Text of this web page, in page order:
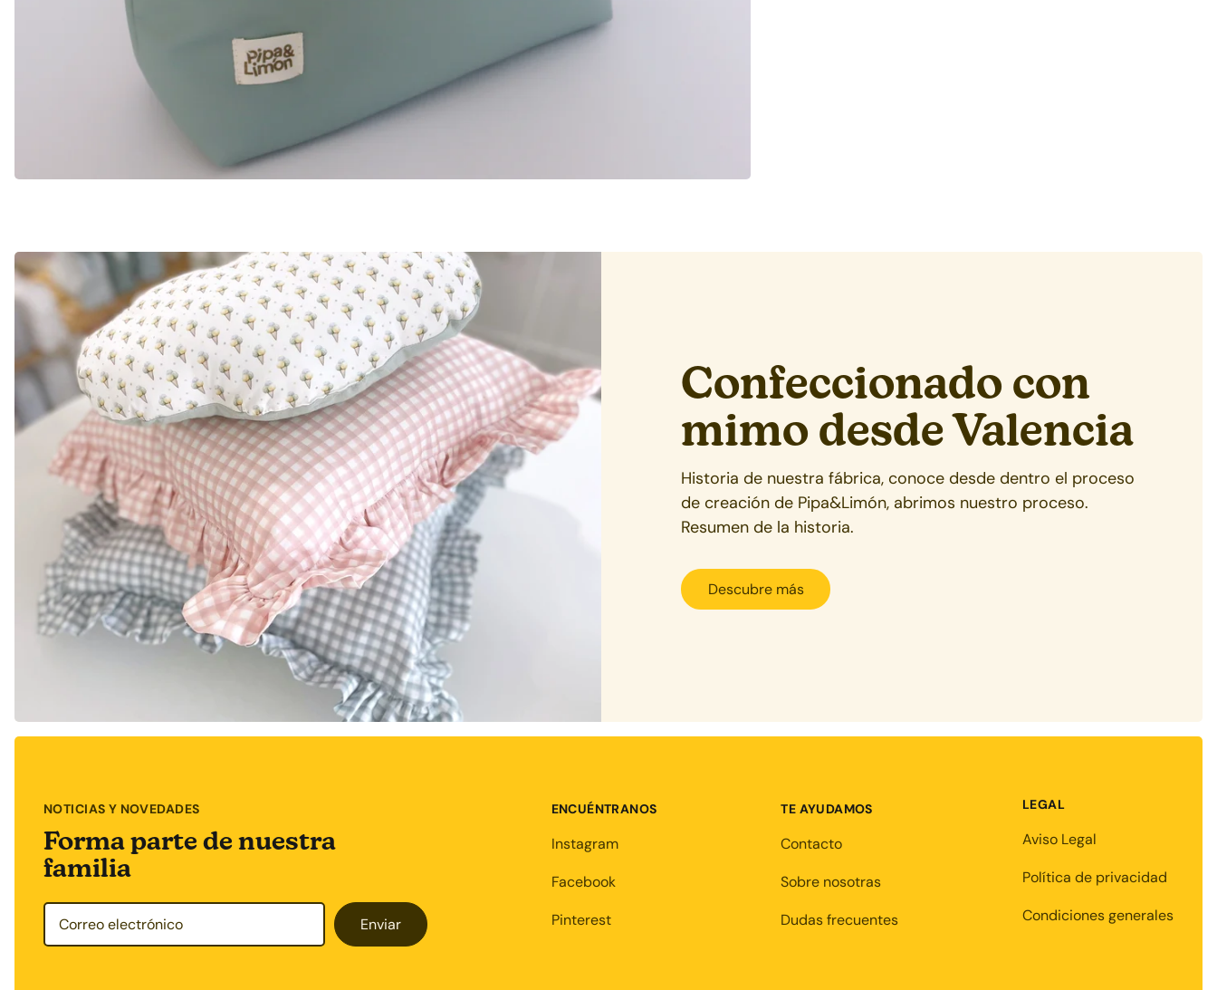
Confeccionado con
mimo desde Valencia
Historia de nuestra fábrica, conoce desde dentro el proceso
de creación de Pipa&Limón, abrimos nuestro proceso.
Resumen de la historia.
Descubre más
NOTICIAS Y NOVEDADES
Forma parte de nuestra
familia
Enviar
ENCUÉNTRANOS
Instagram
Facebook
Pinterest
TE AYUDAMOS
Contacto
Sobre nosotras
Dudas frecuentes
LEGAL
Aviso Legal
Política de privacidad
Condiciones generales